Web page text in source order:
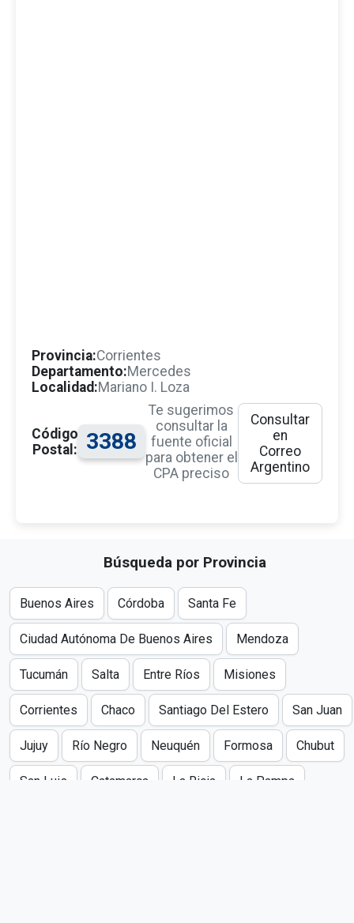
Provincia:Corrientes
Departamento:Mercedes
Localidad:Mariano I. Loza
Código
Postal:
3388
Te sugerimos
consultar la
fuente oficial
para obtener el
CPA preciso
Consultar
en
Correo
Argentino
Búsqueda por Provincia
Buenos Aires Córdoba Santa Fe
Ciudad Autónoma De Buenos Aires Mendoza
Tucumán Salta Entre Ríos Misiones
Corrientes Chaco Santiago Del Estero San Juan
Jujuy Río Negro Neuquén Formosa Chubut
San Luis Catamarca La Rioja La Pampa